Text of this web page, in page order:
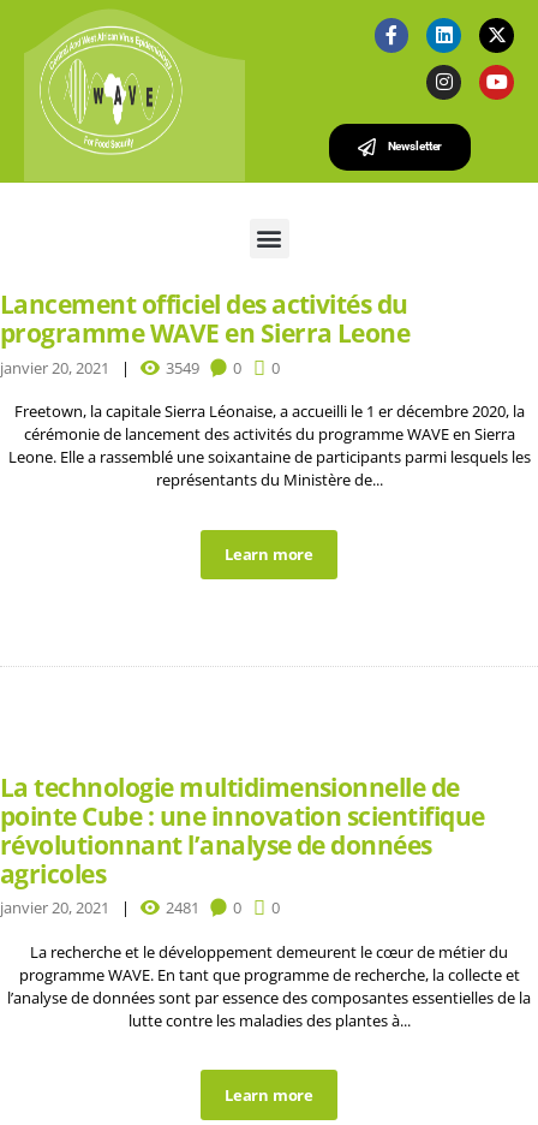
Newsletter
Lancement officiel des activités du
programme WAVE en Sierra Leone
janvier 20, 2021 3549 0 0
Freetown, la capitale Sierra Léonaise, a accueilli le 1 er décembre 2020, la
cérémonie de lancement des activités du programme WAVE en Sierra
Leone. Elle a rassemblé une soixantaine de participants parmi lesquels les
représentants du Ministère de...
Learn more
La technologie multidimensionnelle de
pointe Cube : une innovation scientifique
révolutionnant l’analyse de données
agricoles
janvier 20, 2021 2481 0 0
La recherche et le développement demeurent le cœur de métier du
programme WAVE. En tant que programme de recherche, la collecte et
l’analyse de données sont par essence des composantes essentielles de la
lutte contre les maladies des plantes à...
Learn more